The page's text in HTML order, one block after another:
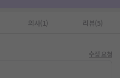
의사(1) 리뷰(5)
수정 요청